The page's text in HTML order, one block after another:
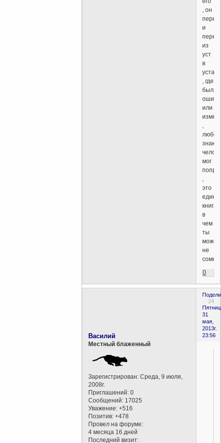
, он
и
из
уст
в
уста
, где
была
или
,
любой
мог
,
это
книга
в
чем
ты
не
0
24
31
мая,
2013г.
23:56
Василий
Местный блаженный
Зарегистрирован: Среда, 9 июля,
2008г.
Приглашений: 0
Сообщений: 17025
Уважение: +516
Позитив: +478
Провел на форуме:
4 месяца 16 дней
Последний визит: